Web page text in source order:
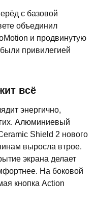
с базовой
объединил
и продвинутую
привилегией
всё
энергично,
Алюминиевый
Shield 2 нового
выросла втрое.
экрана делает
На боковой
кнопка Action